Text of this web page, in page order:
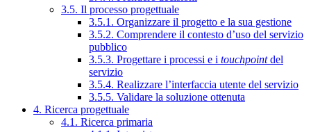
3.5. Il processo progettuale
3.5.1. Organizzare il progetto e la sua gestione
3.5.2. Comprendere il contesto d’uso del servizio
pubblico
3.5.3. Progettare i processi e i touchpointdel
servizio
3.5.4. Realizzare l’interfaccia utente del servizio
3.5.5. Validare la soluzione ottenuta
4. Ricerca progettuale
4.1. Ricerca primaria